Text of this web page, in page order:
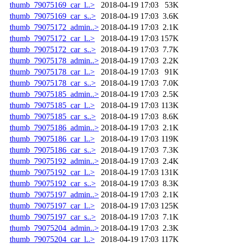
thumb_79075169_car_l..>
2018-04-19 17:03
53K
thumb_79075169_car_s..>
2018-04-19 17:03 3.6K
thumb_79075172_admin..> 2018-04-19 17:03 2.1K
thumb_79075172_car_l..>
2018-04-19 17:03 157K
thumb_79075172_car_s..>
2018-04-19 17:03 7.7K
thumb_79075178_admin..> 2018-04-19 17:03 2.2K
thumb_79075178_car_l..>
2018-04-19 17:03
91K
thumb_79075178_car_s..>
2018-04-19 17:03 7.0K
thumb_79075185_admin..> 2018-04-19 17:03 2.5K
thumb_79075185_car_l..>
2018-04-19 17:03 113K
thumb_79075185_car_s..>
2018-04-19 17:03 8.6K
thumb_79075186_admin..> 2018-04-19 17:03 2.1K
thumb_79075186_car_l..>
2018-04-19 17:03 119K
thumb_79075186_car_s..>
2018-04-19 17:03 7.3K
thumb_79075192_admin..> 2018-04-19 17:03 2.4K
thumb_79075192_car_l..>
2018-04-19 17:03 131K
thumb_79075192_car_s..>
2018-04-19 17:03 8.3K
thumb_79075197_admin..> 2018-04-19 17:03 2.1K
thumb_79075197_car_l..>
2018-04-19 17:03 125K
thumb_79075197_car_s..>
2018-04-19 17:03 7.1K
thumb_79075204_admin..> 2018-04-19 17:03 2.3K
thumb_79075204_car_l..>
2018-04-19 17:03 117K